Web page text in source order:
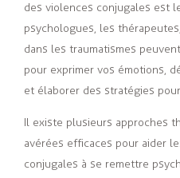
des violences conjugales est
psychologues, les
dans les traumatismes
pour exprimer vos émotions,
et élaborer des stratégies
Il existe plusieurs approches
avérées efficaces pour aider
conjugales à se remettre